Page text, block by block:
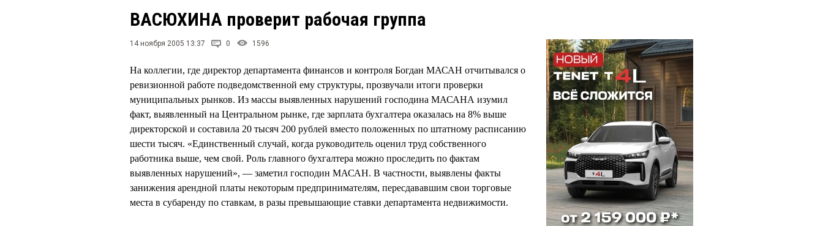
ВАСЮХИНА проверит рабочая группа
14 ноября 2005 13:37 0 1596
На коллегии, где директор департамента финансов и контроля Богдан МАСАН отчитывался о
ревизионной работе подведомственной ему структуры, прозвучали итоги проверки
муниципальных рынков. Из массы выявленных нарушений господина МАСАНА изумил
факт, выявленный на Центральном рынке, где зарплата бухгалтера оказалась на 8% выше
директорской и составила 20 тысяч 200 рублей вместо положенных по штатному расписанию
шести тысяч. «Единственный случай, когда руководитель оценил труд собственного
работника выше, чем свой. Роль главного бухгалтера можно проследить по фактам
выявленных нарушений», — заметил господин МАСАН. В частности, выявлены факты
занижения арендной платы некоторым предпринимателям, пересдававшим свои торговые
места в субаренду по ставкам, в разы превышающие ставки департамента недвижимости.